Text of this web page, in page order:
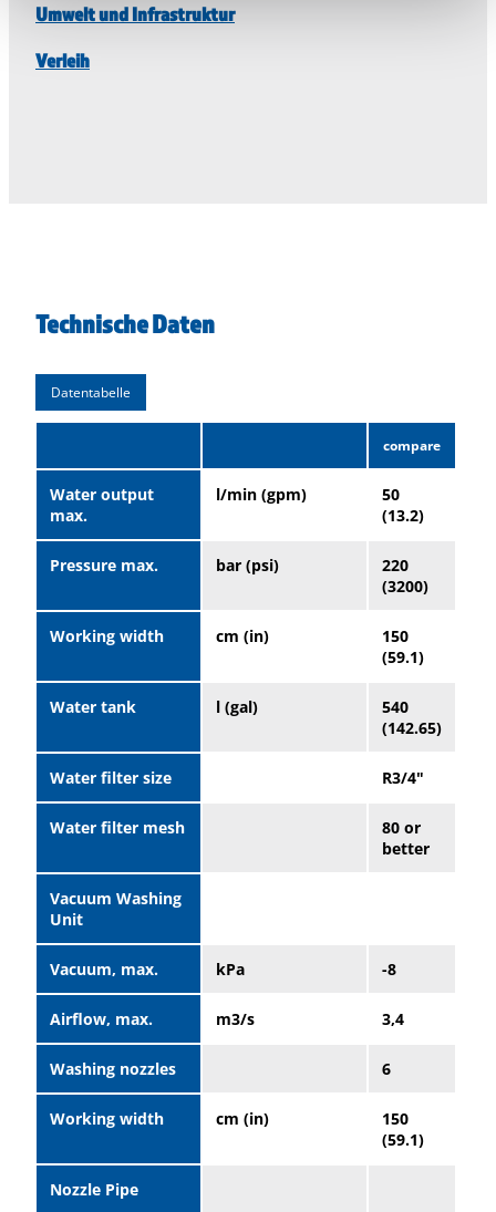
Umwelt und Infrastruktur
Verleih
Technische Daten
Datentabelle
Water output
max.
l/min (gpm)
50
(13.2)
Pressure max. bar (psi)
220
(3200)
Working width cm (in)
150
(59.1)
Water tank l (gal)
540
(142.65)
Water filter size R3/4"
Water filter mesh
80 or
better
Vacuum Washing
Unit
Vacuum, max. kPa -8
Airflow, max. m3/s 3,4
Washing nozzles 6
Working width cm (in)
150
(59.1)
Nozzle Pipe